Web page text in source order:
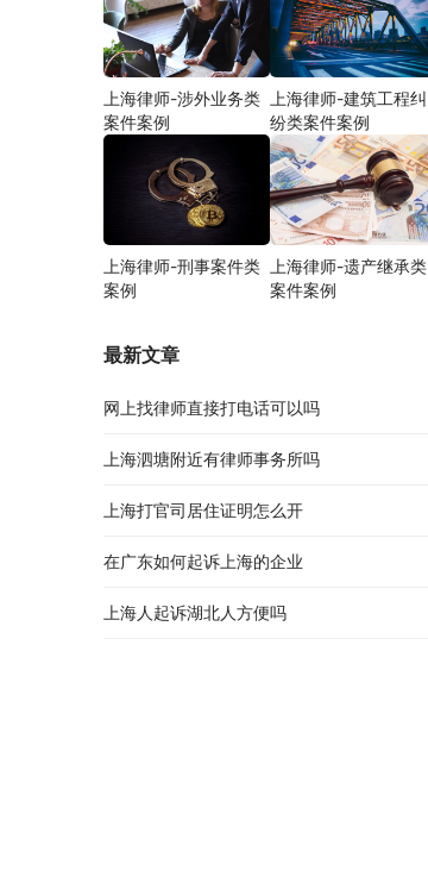
上海律师-涉外业务类
案件案例
上海律师-建筑工程纠
纷类案件案例
上海律师-刑事案件类
案例
上海律师-遗产继承类
案件案例
最新文章
网上找律师直接打电话可以吗
上海泗塘附近有律师事务所吗
上海打官司居住证明怎么开
在广东如何起诉上海的企业
上海人起诉湖北人方便吗